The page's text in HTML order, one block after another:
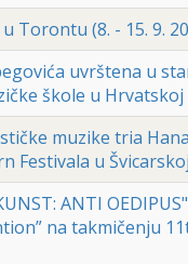
Torontu (8. - 15. 9.
uvrštena u
škole u Hrvatskoj
muzike tria
u Švicarskoj
ANTI
na takmičenju